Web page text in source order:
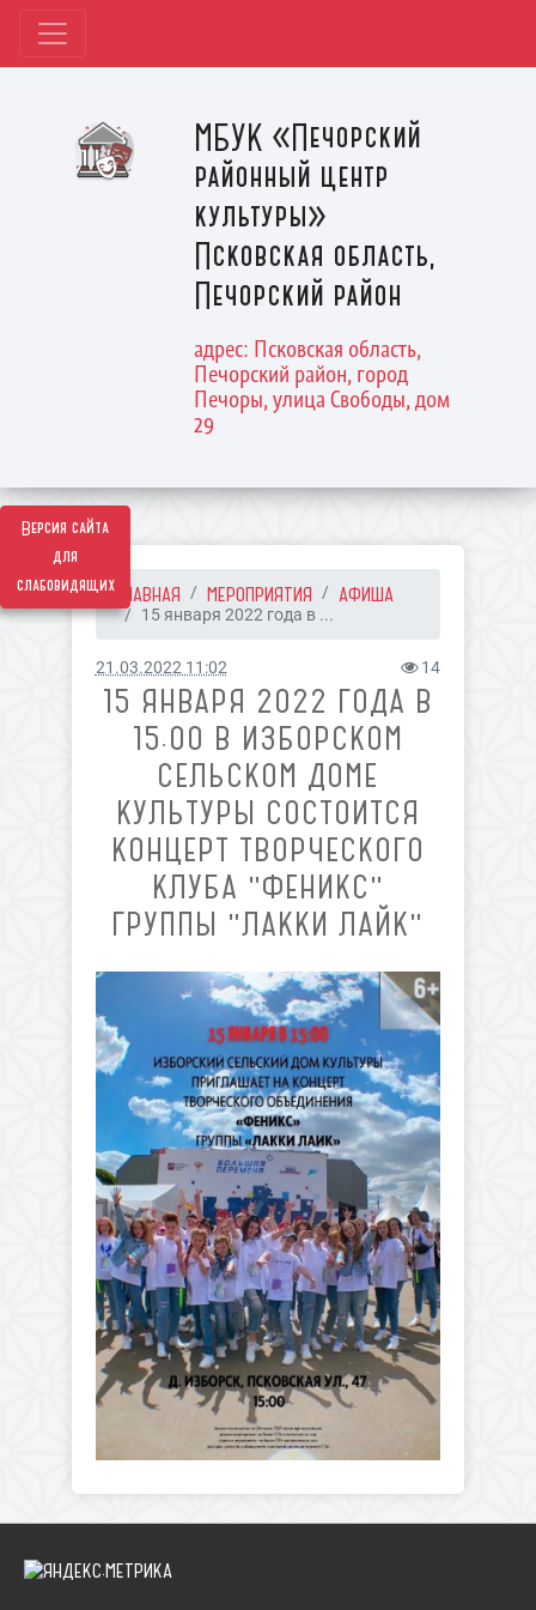
Версия сайта
для
слабовидящих
МБУК «Печорский
районный центр
культуры»
Псковская область,
Печорский район
адрес: Псковская область,
Печорский район, город
Печоры, улица Свободы, дом
29
ГЛАВНАЯ МЕРОПРИЯТИЯ АФИША
15 января 2022 года в ...
21.03.2022 11:02 14
15 ЯНВАРЯ 2022 ГОДА В
15.00 В ИЗБОРСКОМ
СЕЛЬСКОМ ДОМЕ
КУЛЬТУРЫ СОСТОИТСЯ
КОНЦЕРТ ТВОРЧЕСКОГО
КЛУБА "ФЕНИКС"
ГРУППЫ "ЛАККИ ЛАЙК"